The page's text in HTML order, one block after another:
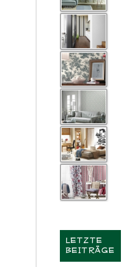
LETZTE
BEITRÄGE